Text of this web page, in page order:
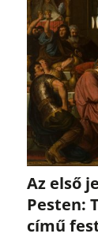
Az első
Pesten:
című